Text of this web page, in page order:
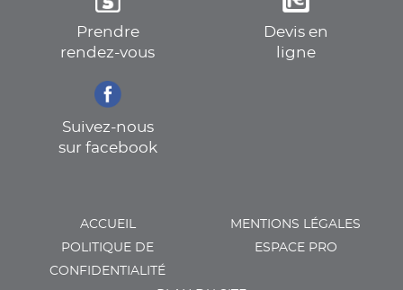
Prendre
rendez-vous
Devis en
ligne
Suivez-nous
sur facebook
ACCUEIL
MENTIONS LÉGALES
POLITIQUE DE
CONFIDENTIALITÉ
ESPACE PRO